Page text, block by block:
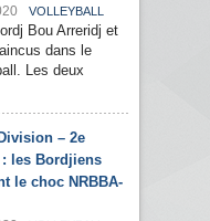
VOLLEYBALL
Bou Arreridj et
dans le
Les deux
– 2e
les Bordjiens
le choc NRBBA-